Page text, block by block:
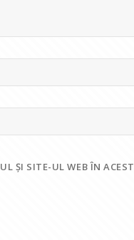
ȘI SITE-UL WEB ÎN